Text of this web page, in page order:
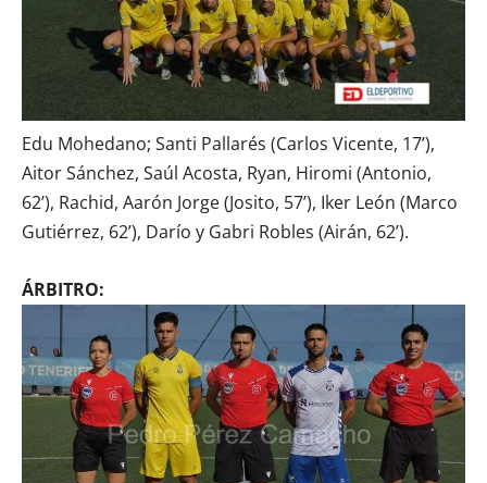
Edu Mohedano; Santi Pallarés (Carlos Vicente, 17’),
Aitor Sánchez, Saúl Acosta, Ryan, Hiromi (Antonio,
62’), Rachid, Aarón Jorge (Josito, 57’), Iker León (Marco
Gutiérrez, 62’), Darío y Gabri Robles (Airán, 62’).
ÁRBITRO: